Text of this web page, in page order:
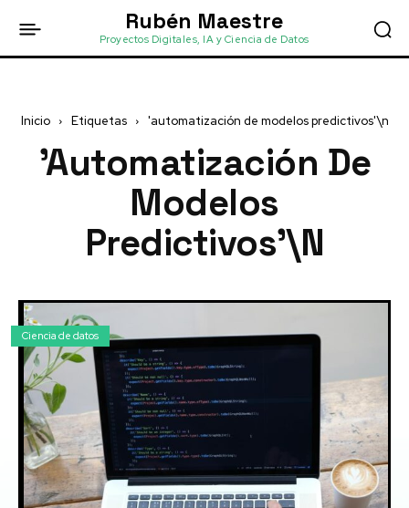
Rubén Maestre
Proyectos Digitales, IA y Ciencia de Datos
Inicio Etiquetas 'automatización de modelos predictivos'\n
'automatización De
Modelos
Predictivos'\n
Ciencia de datos